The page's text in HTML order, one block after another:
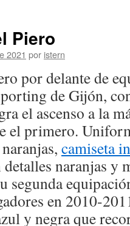
Piero
2021 por istern
por delante de
de Gijón,
el ascenso a la
el primero.
camiseta
naranjas y
segunda
en 2010-
y negra que